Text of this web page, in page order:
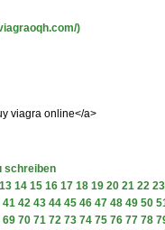
)
viagra online</a>
schreiben
13 14 15 16 17 18 19 20 21 22 23
41 42 43 44 45 46 47 48 49 50
69 70 71 72 73 74 75 76 77 78